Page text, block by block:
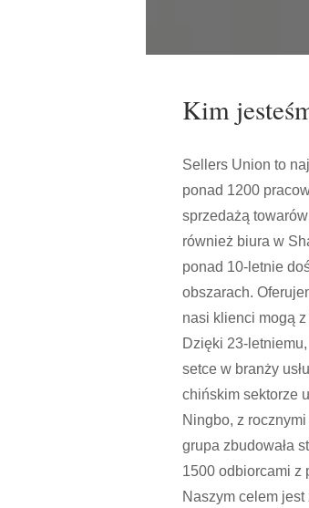
Kim
Sellers Union to
ponad 1200
sprzedażą
również biura w
ponad 10-letnie
obszarach.
nasi klienci mogą
Dzięki 23-
setce w branży
chińskim sektorze
Ningbo, z
grupa zbudowała
1500 odbiorcami z
Naszym celem